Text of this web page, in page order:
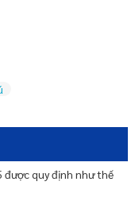
được quy định như thế